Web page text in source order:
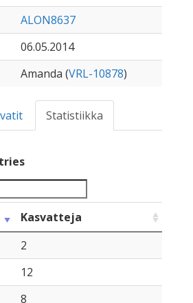
ALON8637
06.05.2014
Amanda (VRL-10878)
Statistiikka
Kasvatteja
2
12
8